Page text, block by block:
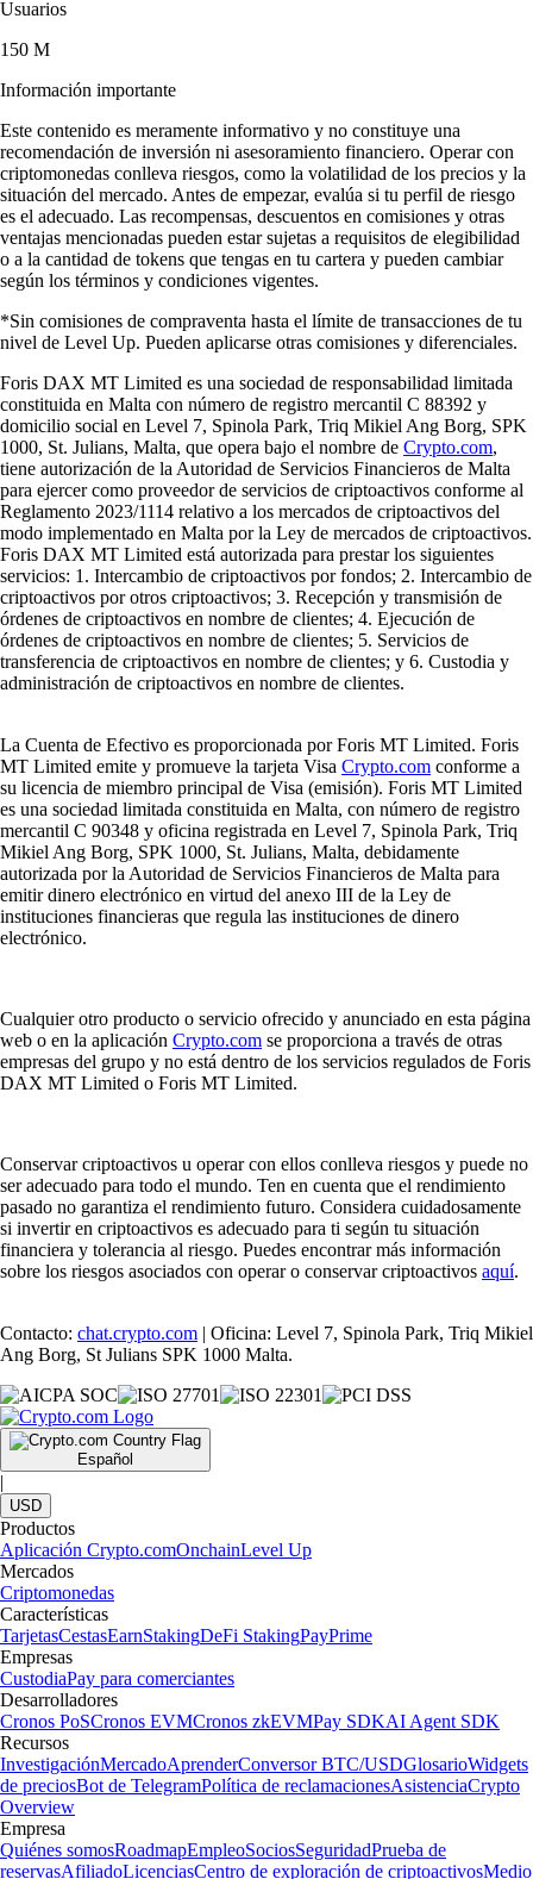
Usuarios
150 M
Información importante
Este contenido es meramente informativo y no constituye una
recomendación de inversión ni asesoramiento financiero. Operar con
criptomonedas conlleva riesgos, como la volatilidad de los precios y la
situación del mercado. Antes de empezar, evalúa si tu perfil de riesgo
es el adecuado. Las recompensas, descuentos en comisiones y otras
ventajas mencionadas pueden estar sujetas a requisitos de elegibilidad
o a la cantidad de tokens que tengas en tu cartera y pueden cambiar
según los términos y condiciones vigentes.
*Sin comisiones de compraventa hasta el límite de transacciones de tu
nivel de Level Up. Pueden aplicarse otras comisiones y diferenciales.
Foris DAX MT Limited es una sociedad de responsabilidad limitada
constituida en Malta con número de registro mercantil C 88392 y
domicilio social en Level 7, Spinola Park, Triq Mikiel Ang Borg, SPK
1000, St. Julians, Malta, que opera bajo el nombre de Crypto.com,
tiene autorización de la Autoridad de Servicios Financieros de Malta
para ejercer como proveedor de servicios de criptoactivos conforme al
Reglamento 2023/1114 relativo a los mercados de criptoactivos del
modo implementado en Malta por la Ley de mercados de criptoactivos.
Foris DAX MT Limited está autorizada para prestar los siguientes
servicios: 1. Intercambio de criptoactivos por fondos; 2. Intercambio de
criptoactivos por otros criptoactivos; 3. Recepción y transmisión de
órdenes de criptoactivos en nombre de clientes; 4. Ejecución de
órdenes de criptoactivos en nombre de clientes; 5. Servicios de
transferencia de criptoactivos en nombre de clientes; y 6. Custodia y
administración de criptoactivos en nombre de clientes.
La Cuenta de Efectivo es proporcionada por Foris MT Limited. Foris
MT Limited emite y promueve la tarjeta Visa Crypto.com conforme a
su licencia de miembro principal de Visa (emisión). Foris MT Limited
es una sociedad limitada constituida en Malta, con número de registro
mercantil C 90348 y oficina registrada en Level 7, Spinola Park, Triq
Mikiel Ang Borg, SPK 1000, St. Julians, Malta, debidamente
autorizada por la Autoridad de Servicios Financieros de Malta para
emitir dinero electrónico en virtud del anexo III de la Ley de
instituciones financieras que regula las instituciones de dinero
electrónico.
Cualquier otro producto o servicio ofrecido y anunciado en esta página
web o en la aplicación Crypto.com se proporciona a través de otras
empresas del grupo y no está dentro de los servicios regulados de Foris
DAX MT Limited o Foris MT Limited.
Conservar criptoactivos u operar con ellos conlleva riesgos y puede no
ser adecuado para todo el mundo. Ten en cuenta que el rendimiento
pasado no garantiza el rendimiento futuro. Considera cuidadosamente
si invertir en criptoactivos es adecuado para ti según tu situación
financiera y tolerancia al riesgo. Puedes encontrar más información
sobre los riesgos asociados con operar o conservar criptoactivos aquí.
Contacto: chat.crypto.com | Oficina: Level 7, Spinola Park, Triq Mikiel
Ang Borg, St Julians SPK 1000 Malta.
Español
|
USD
Productos
Aplicación Crypto.comOnchainLevel Up
Mercados
Criptomonedas
Características
TarjetasCestasEarnStakingDeFi StakingPayPrime
Empresas
CustodiaPay para comerciantes
Desarrolladores
Cronos PoSCronos EVMCronos zkEVMPay SDKAI Agent SDK
Recursos
InvestigaciónMercadoAprenderConversor BTC/USDGlosarioWidgets
de preciosBot de TelegramPolítica de reclamacionesAsistenciaCrypto
Overview
Empresa
Quiénes somosRoadmapEmpleoSociosSeguridadPrueba de
reservasAfiliadoLicenciasCentro de exploración de criptoactivosMedio